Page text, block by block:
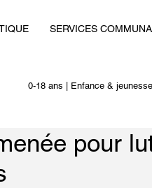
SERVICES
0-18 ans | Enfance & jeunesse
pour